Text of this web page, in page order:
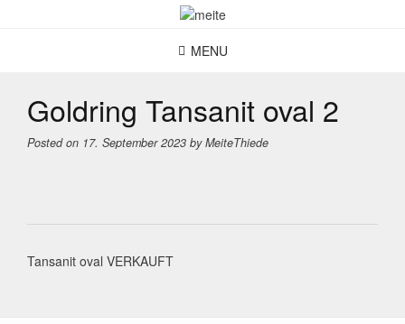
MENU
Goldring Tansanit oval 2
Posted on 17. September 2023 byMeiteThiede
Post
Tansanit oval VERKAUFT